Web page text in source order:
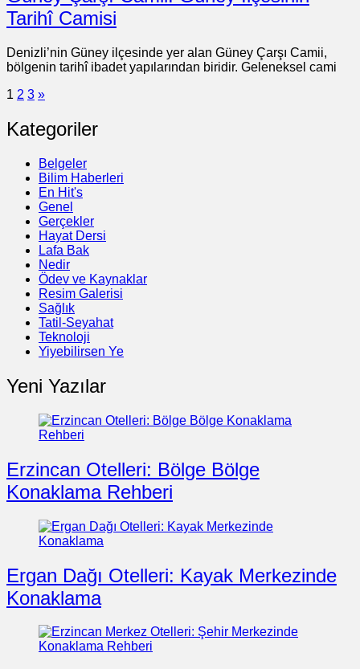
Tarihî Camisi
Denizli’nin Güney ilçesinde yer alan Güney Çarşı Camii,
bölgenin tarihî ibadet yapılarından biridir. Geleneksel cami
1 2 3 »
Kategoriler
Belgeler
Bilim Haberleri
En Hit's
Genel
Gerçekler
Hayat Dersi
Lafa Bak
Nedir
Ödev ve Kaynaklar
Resim Galerisi
Sağlık
Tatil-Seyahat
Teknoloji
Yiyebilirsen Ye
Yeni Yazılar
Erzincan Otelleri: Bölge Bölge
Konaklama Rehberi
Ergan Dağı Otelleri: Kayak Merkezinde
Konaklama